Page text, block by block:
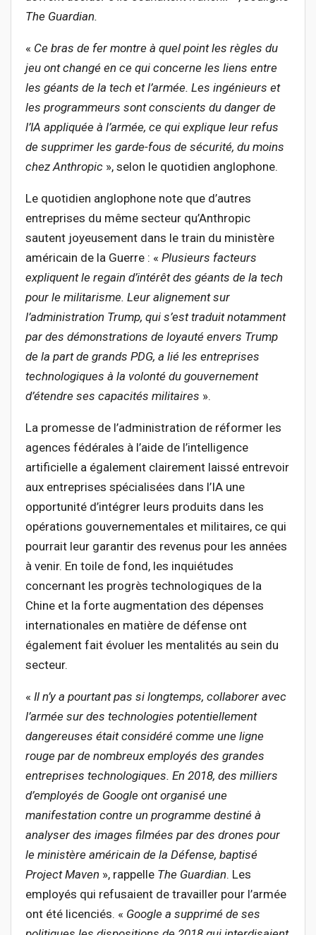
The Guardian.
« Ce bras de fer montre à quel point les règles du
jeu ont changé en ce qui concerne les liens entre
les géants de la tech et l’armée. Les ingénieurs et
les programmeurs sont conscients du danger de
l’IA appliquée à l’armée, ce qui explique leur refus
de supprimer les garde-fous de sécurité, du moins
chez Anthropic », selon le quotidien anglophone.
Le quotidien anglophone note que d’autres
entreprises du même secteur qu’Anthropic
sautent joyeusement dans le train du ministère
américain de la Guerre : « Plusieurs facteurs
expliquent le regain d’intérêt des géants de la tech
pour le militarisme. Leur alignement sur
l’administration Trump, qui s’est traduit notamment
par des démonstrations de loyauté envers Trump
de la part de grands PDG, a lié les entreprises
technologiques à la volonté du gouvernement
d’étendre ses capacités militaires ».
La promesse de l’administration de réformer les
agences fédérales à l’aide de l’intelligence
artificielle a également clairement laissé entrevoir
aux entreprises spécialisées dans l’IA une
opportunité d’intégrer leurs produits dans les
opérations gouvernementales et militaires, ce qui
pourrait leur garantir des revenus pour les années
à venir. En toile de fond, les inquiétudes
concernant les progrès technologiques de la
Chine et la forte augmentation des dépenses
internationales en matière de défense ont
également fait évoluer les mentalités au sein du
secteur.
« Il n’y a pourtant pas si longtemps, collaborer avec
l’armée sur des technologies potentiellement
dangereuses était considéré comme une ligne
rouge par de nombreux employés des grandes
entreprises technologiques. En 2018, des milliers
d’employés de Google ont organisé une
manifestation contre un programme destiné à
analyser des images filmées par des drones pour
le ministère américain de la Défense, baptisé
Project Maven », rappelle The Guardian. Les
employés qui refusaient de travailler pour l’armée
ont été licenciés. « Google a supprimé de ses